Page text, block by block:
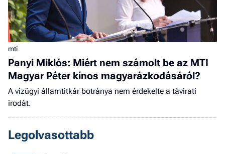
mti
Panyi Miklós: Miért nem számolt be az MTI
Magyar Péter kínos magyarázkodásáról?
A vízügyi államtitkár botránya nem érdekelte a távirati
irodát.
Legolvasottabb